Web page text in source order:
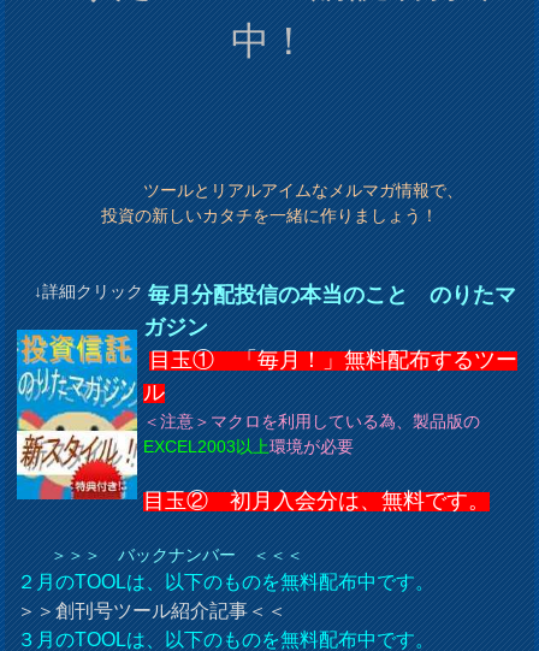
中！
ツールとリアルアイムなメルマガ情報で、
投資の新しいカタチを一緒に作りましょう！
↓詳細クリック 毎月分配投信の本当のこと のりたマ
ガジン
目玉① 「毎月！」無料配布するツー
ル
＜注意＞マクロを利用している為、製品版の
EXCEL2003以上環境が必要
目玉② 初月入会分は、無料です。
＞＞＞ バックナンバー ＜＜＜
２月のTOOLは、以下のものを無料配布中です。
＞＞創刊号ツール紹介記事＜＜
３月のTOOLは、以下のものを無料配布中です。